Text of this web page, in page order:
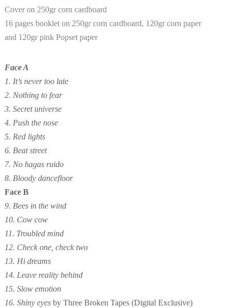
Cover on 250gr corn cardboard
16 pages booklet on 250gr corn cardboard, 120gr corn paper
and 120gr pink Popset paper
Face A
1. It’s never too late
2. Nothing to fear
3. Secret universe
4. Push the nose
5. Red lights
6. Beat street
7. No hagas ruido
8. Bloody dancefloor
Face B
9. Bees in the wind
10. Cow cow
11. Troubled mind
12. Check one, check two
13. Hi dreams
14. Leave reality behind
15. Slow emotion
16. Shiny eyes by Three Broken Tapes (Digital Exclusive)